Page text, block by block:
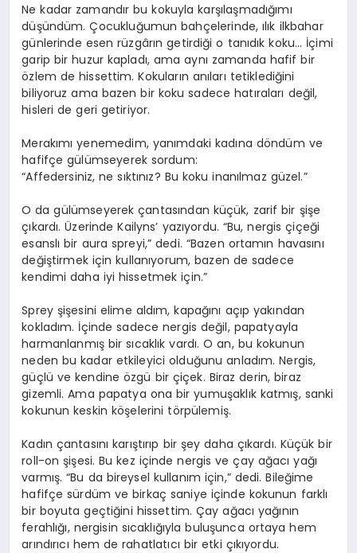
Ne kadar zamandır bu kokuyla karşılaşmadığımı
düşündüm. Çocukluğumun bahçelerinde, ılık ilkbahar
günlerinde esen rüzgârın getirdiği o tanıdık koku… İçimi
garip bir huzur kapladı, ama aynı zamanda hafif bir
özlem de hissettim. Kokuların anıları tetiklediğini
biliyoruz ama bazen bir koku sadece hatıraları değil,
hisleri de geri getiriyor.
Merakımı yenemedim, yanımdaki kadına döndüm ve
hafifçe gülümseyerek sordum:
“Affedersiniz, ne sıktınız? Bu koku inanılmaz güzel.”
O da gülümseyerek çantasından küçük, zarif bir şişe
çıkardı. Üzerinde Kailyns’ yazıyordu. “Bu, nergis çiçeği
esanslı bir aura spreyi,” dedi. “Bazen ortamın havasını
değiştirmek için kullanıyorum, bazen de sadece
kendimi daha iyi hissetmek için.”
Sprey şişesini elime aldım, kapağını açıp yakından
kokladım. İçinde sadece nergis değil, papatyayla
harmanlanmış bir sıcaklık vardı. O an, bu kokunun
neden bu kadar etkileyici olduğunu anladım. Nergis,
güçlü ve kendine özgü bir çiçek. Biraz derin, biraz
gizemli. Ama papatya ona bir yumuşaklık katmış, sanki
kokunun keskin köşelerini törpülemiş.
Kadın çantasını karıştırıp bir şey daha çıkardı. Küçük bir
roll-on şişesi. Bu kez içinde nergis ve çay ağacı yağı
varmış. “Bu da bireysel kullanım için,” dedi. Bileğime
hafifçe sürdüm ve birkaç saniye içinde kokunun farklı
bir boyuta geçtiğini hissettim. Çay ağacı yağının
ferahlığı, nergisin sıcaklığıyla buluşunca ortaya hem
arındırıcı hem de rahatlatıcı bir etki çıkıyordu.